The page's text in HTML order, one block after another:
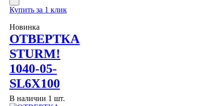
Купить за 1 клик
Новинка
ОТВЕРТКА
STURM!
1040-05-
SL6X100
В наличии 1 шт.